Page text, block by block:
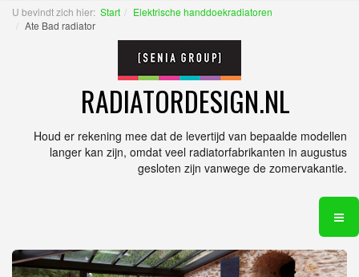
U bevindt zich hier: Start
Elektrische handdoekradiatoren
Ate Bad radiator
RADIATORDESIGN.NL
Houd er rekening mee dat de levertijd van bepaalde modellen
langer kan zijn, omdat veel radiatorfabrikanten in augustus
gesloten zijn vanwege de zomervakantie.